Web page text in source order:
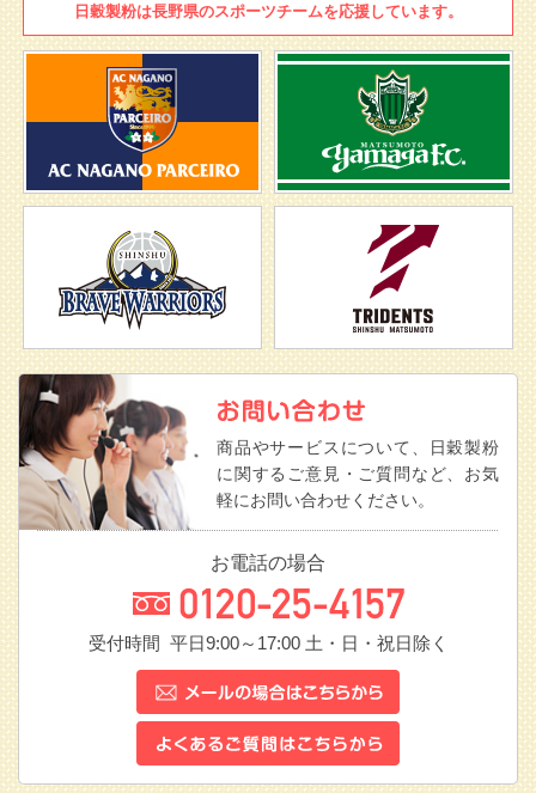
日穀製粉は長野県のスポーツチームを応援しています。
商品やサービスについて、日穀製粉
に関するご意見・ご質問など、お気
軽にお問い合わせください。
お電話の場合
受付時間 平日9:00～17:00土・日・祝日除く